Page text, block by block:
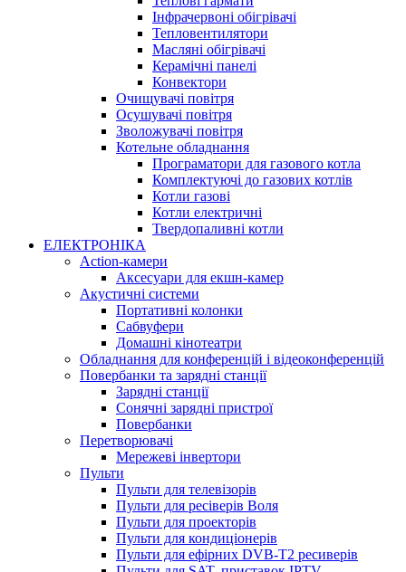
Інфрачервоні обігрівачі
Тепловентилятори
Масляні обігрівачі
Керамічні панелі
Конвектори
Очищувачі повітря
Осушувачі повітря
Зволожувачі повітря
Котельне обладнання
Програматори для газового котла
Комплектуючі до газових котлів
Котли газові
Котли електричні
Твердопаливні котли
ЕЛЕКТРОНІКА
Action-камери
Аксесуари для екшн-камер
Акустичні системи
Портативні колонки
Сабвуфери
Домашні кінотеатри
Обладнання для конференцій і відеоконференцій
Повербанки та зарядні станції
Зарядні станції
Сонячні зарядні пристрої
Повербанки
Перетворювачі
Мережеві інвертори
Пульти
Пульти для телевізорів
Пульти для ресіверів Воля
Пульти для проекторів
Пульти для кондиціонерів
Пульти для ефірних DVB-T2 ресиверів